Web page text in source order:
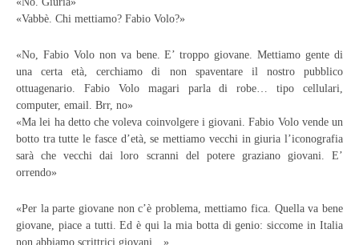
«Vabbè. Chi mettiamo? Fabio Volo?»
«No, Fabio Volo non va bene. E’ troppo giovane. Mettiamo gente di
una certa età, cerchiamo di non spaventare il nostro pubblico
ottuagenario. Fabio Volo magari parla di robe… tipo cellulari,
computer, email. Brr, no»
«Ma lei ha detto che voleva coinvolgere i giovani. Fabio Volo vende un
botto tra tutte le fasce d’età, se mettiamo vecchi in giuria l’iconografia
sarà che vecchi dai loro scranni del potere graziano giovani. E’
orrendo»
«Per la parte giovane non c’è problema, mettiamo fica. Quella va bene
giovane, piace a tutti. Ed è qui la mia botta di genio: siccome in Italia
non abbiamo scrittrici giovani…»